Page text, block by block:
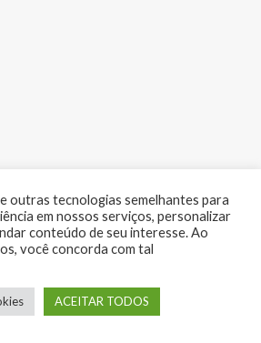
2017 - Todos os direitos reservados
outras tecnologias semelhantes para
em nossos serviços, personalizar
conteúdo de seu interesse. Ao
você concorda com tal
ACEITAR TODOS